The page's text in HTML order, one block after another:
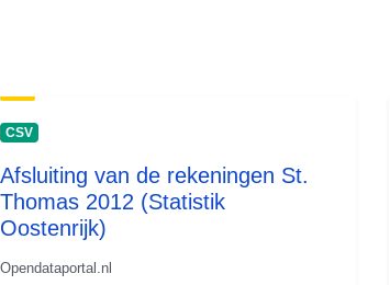
CSV
Afsluiting van de rekeningen St.
Thomas 2012 (Statistik
Oostenrijk)
Opendataportal.nl